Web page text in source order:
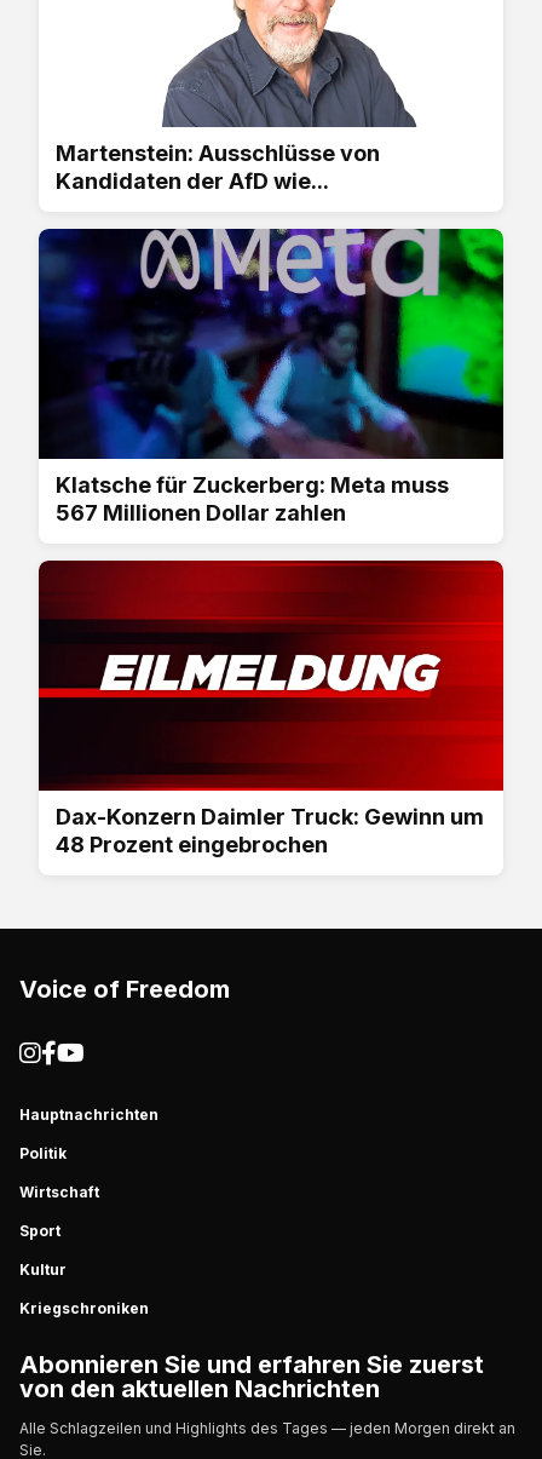
Martenstein: Ausschlüsse von
Kandidaten der AfD wie...
Klatsche für Zuckerberg: Meta muss
567 Millionen Dollar zahlen
Dax-Konzern Daimler Truck: Gewinn um
48 Prozent eingebrochen
Voice of Freedom
Hauptnachrichten
Politik
Wirtschaft
Sport
Kultur
Kriegschroniken
Abonnieren Sie und erfahren Sie zuerst
von den aktuellen Nachrichten
Alle Schlagzeilen und Highlights des Tages — jeden Morgen direkt an
Sie.